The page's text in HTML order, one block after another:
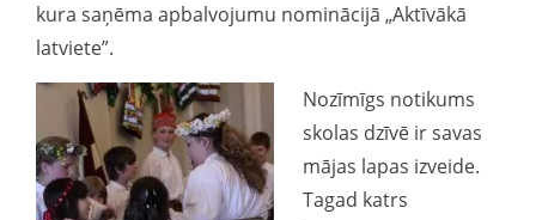
kura saņēma apbalvojumu nominācijā „Aktīvākā
latviete”.
Nozīmīgs notikums
skolas dzīvē ir savas
mājas lapas izveide.
Tagad katrs